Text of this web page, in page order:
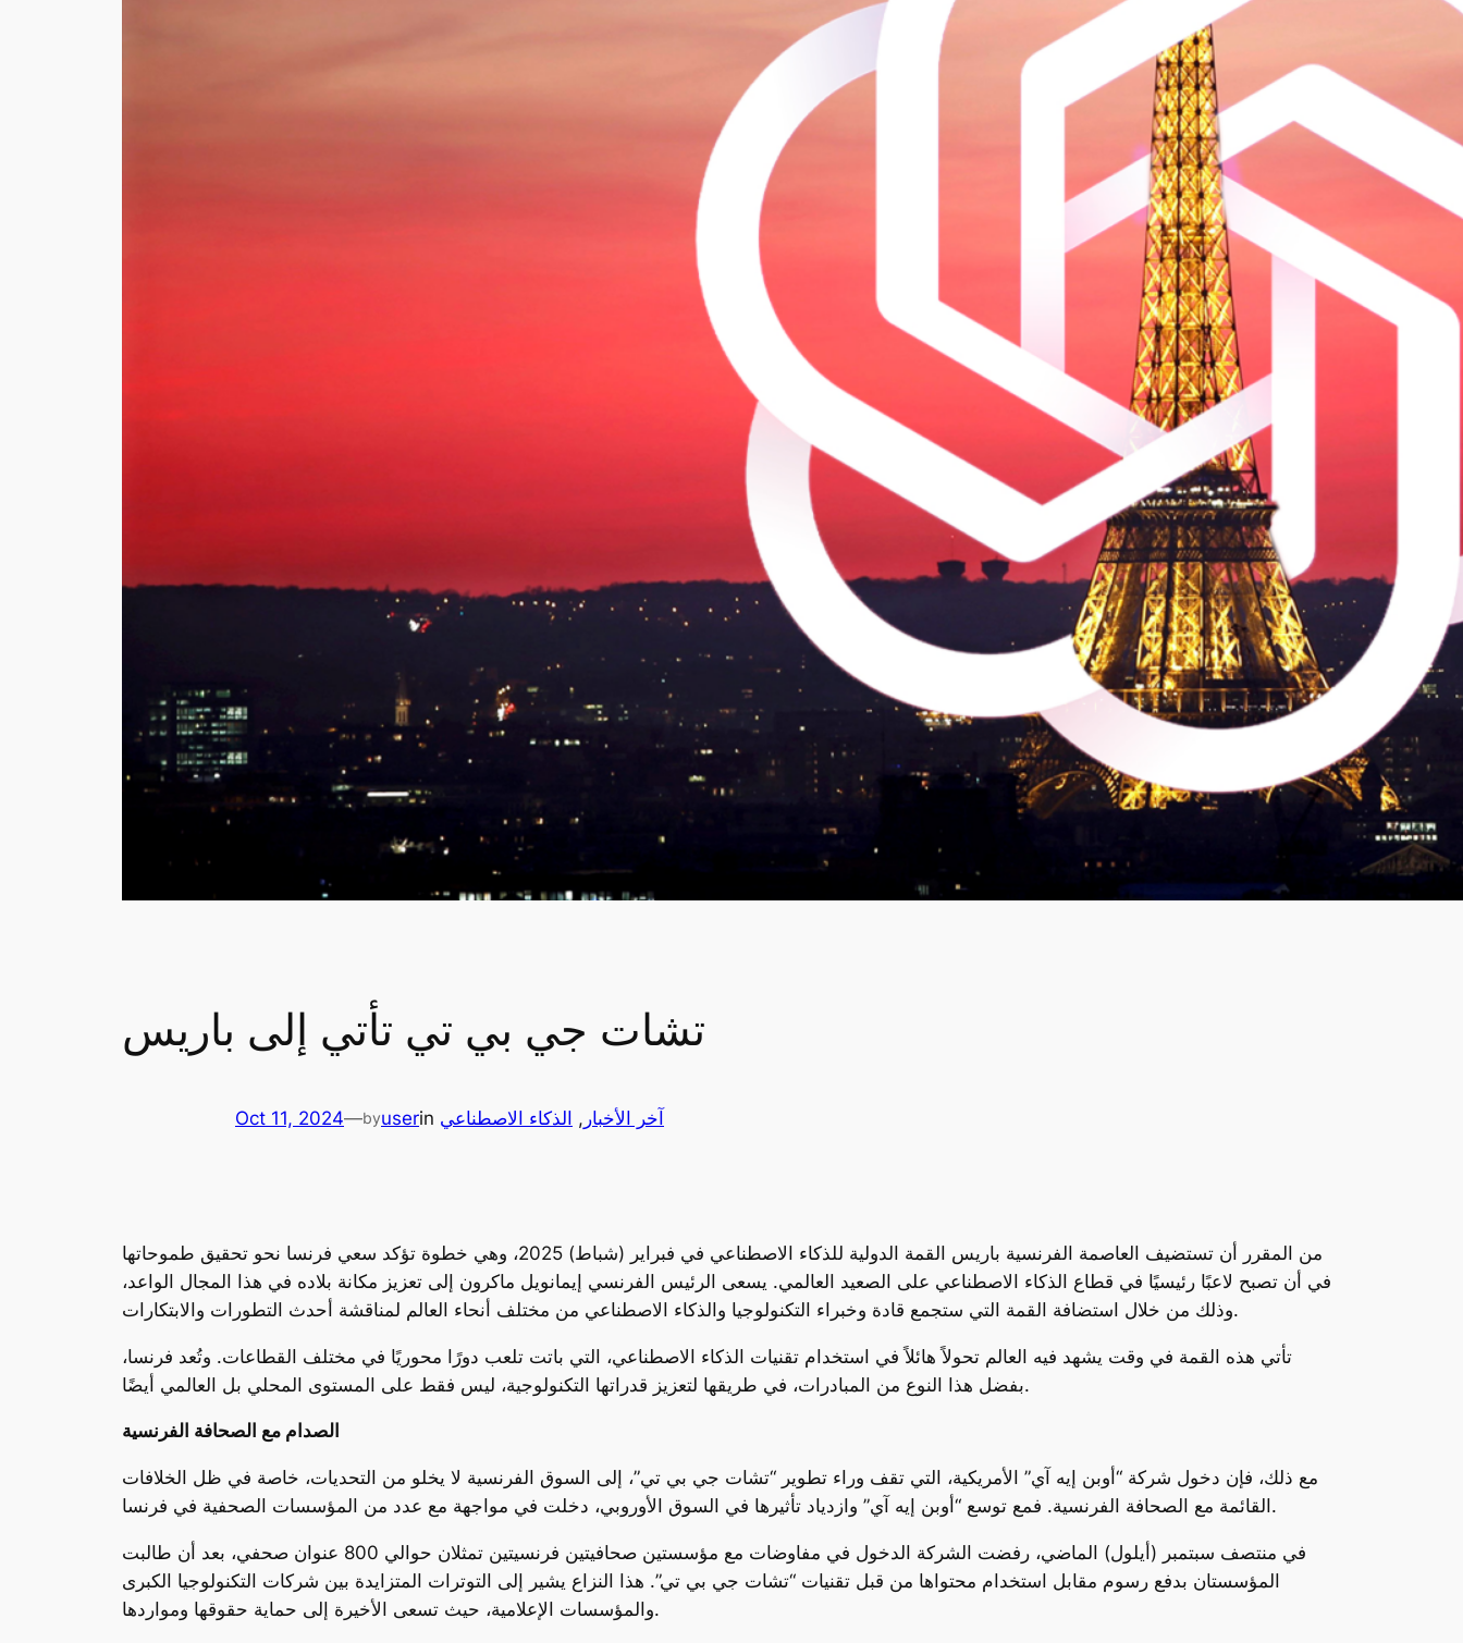
تشات جي بي تي تأتي إلى باريس
Oct 11, 2024—byuserin آخر الأخبار , الذكاء الاصطناعي
من المقرر أن تستضيف العاصمة الفرنسية باريس القمة الدولية للذكاء الاصطناعي في فبراير (شباط) 2025، وهي خطوة تؤكد سعي فرنسا نحو تحقيق طموحاتها
في أن تصبح لاعبًا رئيسيًا في قطاع الذكاء الاصطناعي على الصعيد العالمي. يسعى الرئيس الفرنسي إيمانويل ماكرون إلى تعزيز مكانة بلاده في هذا المجال الواعد،
وذلك من خلال استضافة القمة التي ستجمع قادة وخبراء التكنولوجيا والذكاء الاصطناعي من مختلف أنحاء العالم لمناقشة أحدث التطورات والابتكارات.
تأتي هذه القمة في وقت يشهد فيه العالم تحولاً هائلاً في استخدام تقنيات الذكاء الاصطناعي، التي باتت تلعب دورًا محوريًا في مختلف القطاعات. وتُعد فرنسا،
بفضل هذا النوع من المبادرات، في طريقها لتعزيز قدراتها التكنولوجية، ليس فقط على المستوى المحلي بل العالمي أيضًا.
الصدام مع الصحافة الفرنسية
مع ذلك، فإن دخول شركة “أوبن إيه آي” الأمريكية، التي تقف وراء تطوير “تشات جي بي تي”، إلى السوق الفرنسية لا يخلو من التحديات، خاصة في ظل الخلافات
القائمة مع الصحافة الفرنسية. فمع توسع “أوبن إيه آي” وازدياد تأثيرها في السوق الأوروبي، دخلت في مواجهة مع عدد من المؤسسات الصحفية في فرنسا.
في منتصف سبتمبر (أيلول) الماضي، رفضت الشركة الدخول في مفاوضات مع مؤسستين صحافيتين فرنسيتين تمثلان حوالي 800 عنوان صحفي، بعد أن طالبت
المؤسستان بدفع رسوم مقابل استخدام محتواها من قبل تقنيات “تشات جي بي تي”. هذا النزاع يشير إلى التوترات المتزايدة بين شركات التكنولوجيا الكبرى
والمؤسسات الإعلامية، حيث تسعى الأخيرة إلى حماية حقوقها ومواردها.